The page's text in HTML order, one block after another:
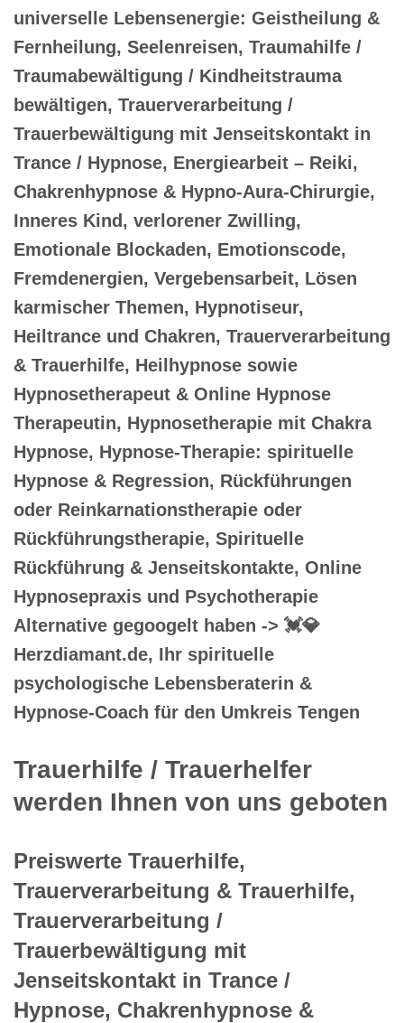
universelle Lebensenergie: Geistheilung &
Fernheilung, Seelenreisen, Traumahilfe /
Traumabewältigung / Kindheitstrauma
bewältigen, Trauerverarbeitung /
Trauerbewältigung mit Jenseitskontakt in
Trance / Hypnose, Energiearbeit – Reiki,
Chakrenhypnose & Hypno-Aura-Chirurgie,
Inneres Kind, verlorener Zwilling,
Emotionale Blockaden, Emotionscode,
Fremdenergien, Vergebensarbeit, Lösen
karmischer Themen, Hypnotiseur,
Heiltrance und Chakren, Trauerverarbeitung
& Trauerhilfe, Heilhypnose sowie
Hypnosetherapeut & Online Hypnose
Therapeutin, Hypnosetherapie mit Chakra
Hypnose, Hypnose-Therapie: spirituelle
Hypnose & Regression, Rückführungen
oder Reinkarnationstherapie oder
Rückführungstherapie, Spirituelle
Rückführung & Jenseitskontakte, Online
Hypnosepraxis und Psychotherapie
Alternative gegoogelt haben -> 💓️💎
Herzdiamant.de, Ihr spirituelle
psychologische Lebensberaterin &
Hypnose-Coach für den Umkreis Tengen
Trauerhilfe / Trauerhelfer
werden Ihnen von uns geboten
Preiswerte Trauerhilfe,
Trauerverarbeitung & Trauerhilfe,
Trauerverarbeitung /
Trauerbewältigung mit
Jenseitskontakt in Trance /
Hypnose, Chakrenhypnose &